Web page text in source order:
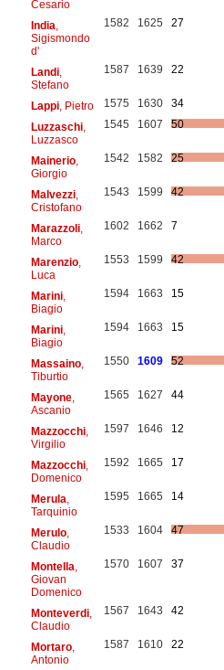
Cesario
India
Sigismondo
d'
1582 1625 27
Landi,
Stefano
1587 1639 22
Lappi, Pietro 1575 1630
34
Luzzaschi,
Luzzasco
1545 1607 50
Mainerio,
Giorgio
1542 1582 25
Malvezzi,
Cristofano
1543 1599 42
Marazzoli,
Marco
1602 1662 7
Marenzio,
Luca
1553 1599 42
Marini,
Biagio
1594 1663 15
Marini,
Biagio
1594 1663 15
Massaino,
Tiburtio
1550 1609 52
Mayone,
Ascanio
1565 1627 44
Mazzocchi,
Virgilio
1597 1646 12
Mazzocchi,
Domenico
1592 1665 17
Merula
Tarquinio
1595 1665 14
Merulo,
Claudio
1533 1604 47
Montella
Giovan
Domenico
1570 1607 37
Monteverdi,
Claudio
1567 1643 42
Mortaro,
Antonio
1587 1610 22